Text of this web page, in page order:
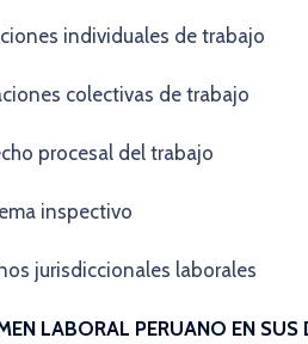
individuales de trabajo
colectivas de trabajo
procesal del trabajo
inspectivo
jurisdiccionales laborales
LABORAL PERUANO EN